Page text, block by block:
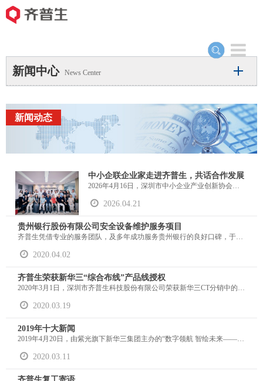
Toggle
navigation
新闻中心 News Center
新闻动态
中小企联企业家走进齐普生，共话合作发展
2026年4月16日，深圳市中小企业产业创新协会、深圳市中小企业家联谊会企业家一行走进深圳市齐普生科技股份有限公司（以下简称“齐普生”），围绕产业协同、渠道共建及数字化转型等议题展开深度座谈交流。齐普生总经理乔东斌携核心团队热情接待，双方就AI算力时代下的行业发展新机遇、大中小企业协同创新路径等话题进行了深入探讨，达成多项合作共识。
2026.04.21
贵州银行股份有限公司安全设备维护服务项目
齐普生凭借专业的服务团队，及多年成功服务贵州银行的良好口碑，于2020年1月成功签订贵州银行股份有限公司安全设备维保项目
2020.04.02
齐普生荣获新华三“综合布线”产品线授权
2020年3月1日，深圳市齐普生科技股份有限公司荣获新华三CT分销中的“综合布线”产品线授权。 新华三是国内拥有计算、存储、网络、安全等全方位的数字化基础设施整体能力，以及一站式、全方位数字化平台解决方案的服务商。新华三综合布线解决方案结构简单、安装方便、连接可靠、性能优异，可满足不同应用场景的需求。
2020.03.19
2019年十大新闻
2019年4月20日，由紫光旗下新华三集团主办的“数字领航 智绘未来——2019 NAVIGATE 领航者峰会”在重庆成功召开，深圳市齐普生科技股份有限公司应邀出席会议。在颁奖晚宴上，齐普生荣获“新华三2019年度优秀总代合作奖”，这是新华三对齐普生在业务贡献的认可及肯定，得之不易，弥足珍贵。
2020.03.11